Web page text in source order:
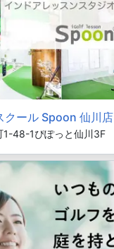
クール Spoon 仙川店
1-48-1ぴぽっと仙川3F